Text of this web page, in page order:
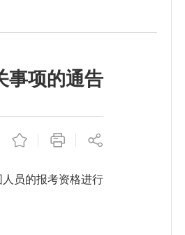
事项的通告
员的报考资格进行